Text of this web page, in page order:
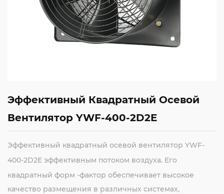
Эффективный Квадратный Осевой
Вентилятор YWF-400-2D2E
Эффективный квадратный осевой вентилятор YWF-
400-2D2E эффективным потоком воздуха. Его
квадратный форм -фактор обеспечивает высокое
качество размещения в различных системах,